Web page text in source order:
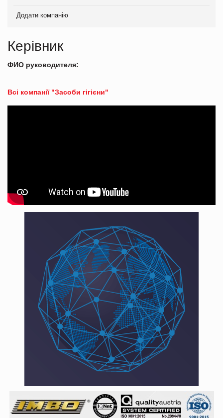
Додати компанію
Керівник
ФИО руководителя:
Всі компанії "Засоби гігієни"